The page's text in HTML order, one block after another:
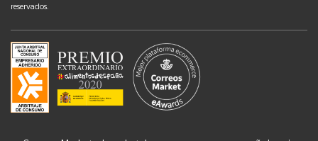
reservados.